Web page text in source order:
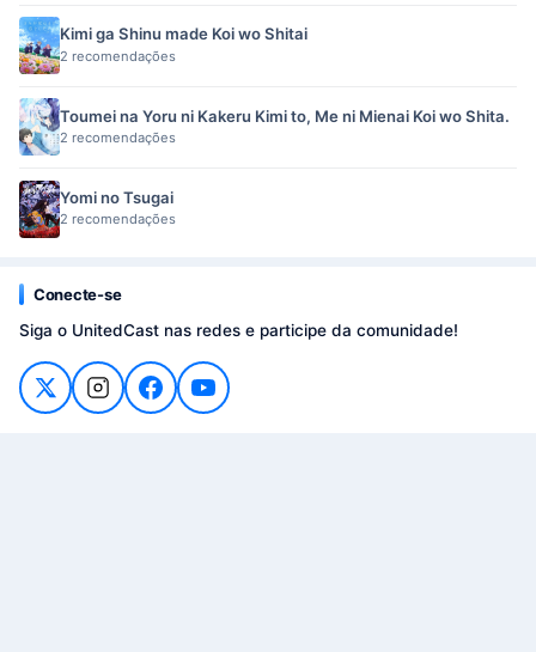
Kimi ga Shinu made Koi wo Shitai
2 recomendações
Toumei na Yoru ni Kakeru Kimi to, Me ni Mienai Koi wo Shita.
2 recomendações
Yomi no Tsugai
2 recomendações
Conecte-se
Siga o UnitedCast nas redes e participe da comunidade!